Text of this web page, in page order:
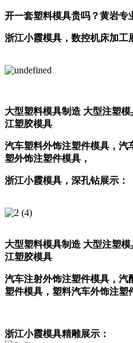
开一套塑料模具贵吗？黄岩专
浙江小霞模具，数控机床加工
大型塑料模具制造 大型注塑模
江塑胶模具
汽车塑料外饰注塑件模具，汽
塑外饰注塑件模具，
浙江小霞模具，深孔钻展示：
大型塑料模具制造 大型注塑模
江塑胶模具
汽车注射外饰注塑件模具，汽
塑件模具，塑料汽车外饰注塑
浙江小霞模具精雕展示：